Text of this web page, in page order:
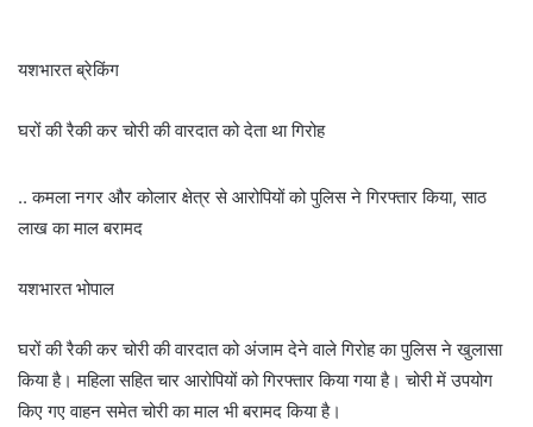
यशभारत ब्रेकिंग
घरों की रैकी कर चोरी की वारदात को देता था गिरोह
.. कमला नगर और कोलार क्षेत्र से आरोपियों को पुलिस ने गिरफ्तार किया, साठ
लाख का माल बरामद
यशभारत भोपाल
घरों की रैकी कर चोरी की वारदात को अंजाम देने वाले गिरोह का पुलिस ने खुलासा
किया है। महिला सहित चार आरोपियों को गिरफ्तार किया गया है। चोरी में उपयोग
किए गए वाहन समेत चोरी का माल भी बरामद किया है।